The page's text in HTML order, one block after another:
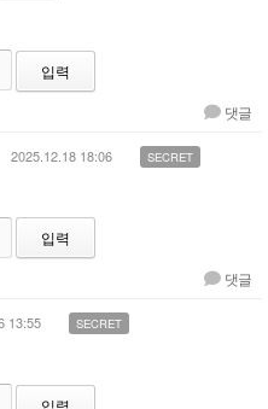
댓글
2025.12.18 18:06 SECRET
댓글
13:55 SECRET